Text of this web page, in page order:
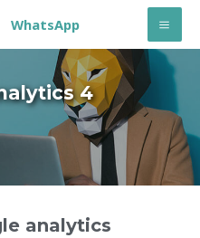
WhatsApp
4
analytics